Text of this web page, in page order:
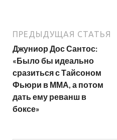
ПРЕДЫДУЩАЯ СТАТЬЯ
Джуниор Дос Сантос:
«Было бы идеально
сразиться с Тайсоном
Фьюри в ММА, а потом
дать ему реванш в
боксе»